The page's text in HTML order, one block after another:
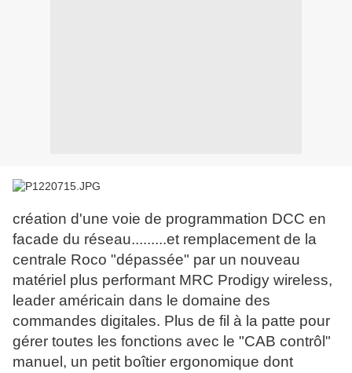
création d'une voie de programmation DCC en
facade du réseau.........et remplacement de la
centrale Roco "dépassée" par un nouveau
matériel plus performant MRC Prodigy wireless,
leader américain dans le domaine des
commandes digitales. Plus de fil à la patte pour
gérer toutes les fonctions avec le "CAB contrôl"
manuel, un petit boîtier ergonomique dont